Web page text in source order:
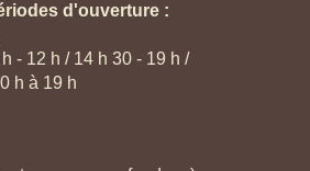
d'ouverture :
- 12 h / 14 h 30 - 19 h /
h à 19 h